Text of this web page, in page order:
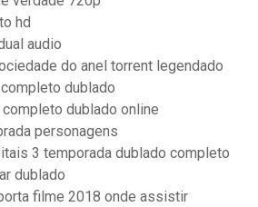
hd
audio
do anel torrent legendado
dublado
dublado online
personagens
3 temporada dublado completo
dublado
filme 2018 onde assistir